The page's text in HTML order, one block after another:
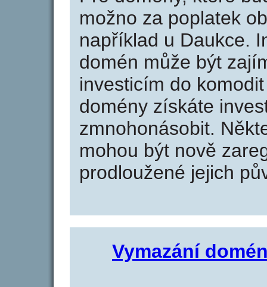
možno za poplatek
například u Daukce.
domén může být
investicím do
domény získáte
zmnohonásobit.
mohou být nově
prodloužené jejich
Vymazání